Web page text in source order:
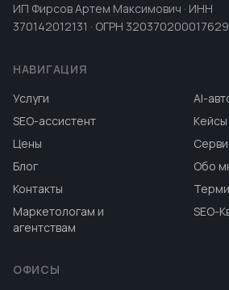
ИП Фирсов Артем Максимович · ИНН
370142012131 · ОГРН 320370200017629
НАВИГАЦИЯ
Услуги
AI-
SEO-ассистент
Кейсы
Цены
Блог
Обо
Контакты
Маркетологам и
агентствам
SEO-
ОФИСЫ